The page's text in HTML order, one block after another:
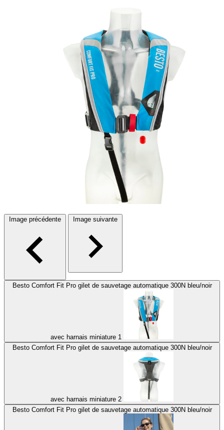
Image précédente Image suivante
Besto Comfort Fit Pro gilet de sauvetage automatique 300N bleu/noir
avec harnais miniature 1
Besto Comfort Fit Pro gilet de sauvetage automatique 300N bleu/noir
avec harnais miniature 2
Besto Comfort Fit Pro gilet de sauvetage automatique 300N bleu/noir